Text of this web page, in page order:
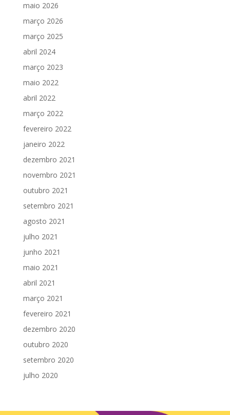
maio 2026
março 2026
março 2025
abril 2024
março 2023
maio 2022
abril 2022
março 2022
fevereiro 2022
janeiro 2022
dezembro 2021
novembro 2021
outubro 2021
setembro 2021
agosto 2021
julho 2021
junho 2021
maio 2021
abril 2021
março 2021
fevereiro 2021
dezembro 2020
outubro 2020
setembro 2020
julho 2020